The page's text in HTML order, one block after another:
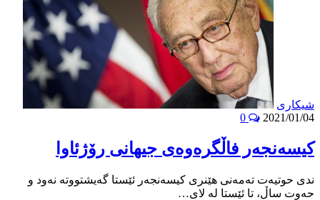
شیکاری
2021/01/04
كيسەنجەر فاڵگرەوەى جيهانى رۆژئاوا
ندى حوتیه‌ت تەمەنى هێنرى كيسەنجەر ئێستا گەيشتووتە نەود و
حەوت ساڵ، تا ئێستا لە لاى…